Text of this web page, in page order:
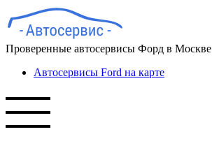
Проверенные автосервисы Форд в Москве
Автосервисы Ford на карте